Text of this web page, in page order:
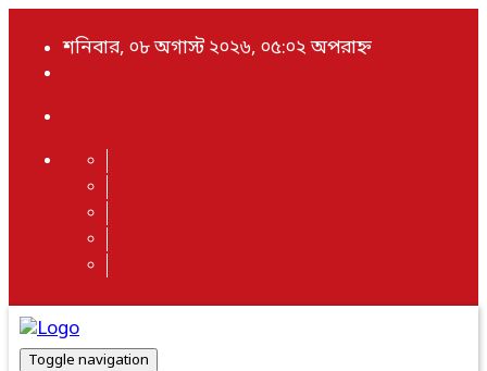
শনিবার, ০৮ অগাস্ট ২০২৬, ০৫:০২ অপরাহ্ন
Toggle navigation